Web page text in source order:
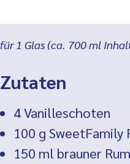
für 1 Glas (ca. 700 ml
Zutaten
4Vanilleschoten
100 g SweetFamily
150 ml brauner Rum